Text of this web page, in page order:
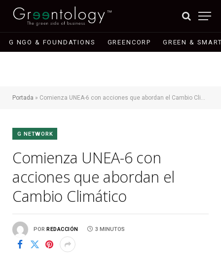
G NGO & FOUNDATIONS GREENCORP GREEN &
Portada » Comienza UNEA-6 con acciones que abordan el Cambio Climático
G NETWORK
Comienza UNEA-6 con
acciones que abordan el
Cambio Climático
POR REDACCIÓN 3 MINUTOS